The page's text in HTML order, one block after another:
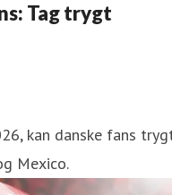
Tag trygt
kan danske fans
Mexico.